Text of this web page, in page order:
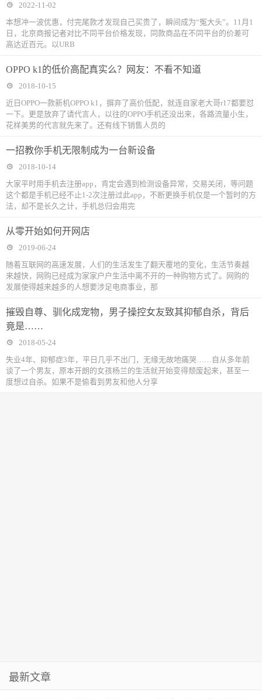
2022-11-02
本想冲一波优惠，付完尾款才发现自己买贵了，瞬间成为“冤大头”。11月1
日，北京商报记者对比不同平台价格发现，同款商品在不同平台的价差可
高达近百元。以URB
OPPO k1的低价高配真实么？网友：不看不知道
2018-10-15
近日OPPO一款新机OPPO k1，摒弃了高价低配，就连自家老大哥r17都要怼
一下。更是放弃了请代言人，以往的OPPO手机还没出来，各路流量小生，
花样美男的代言就先来了。还有线下销售人员的
一招教你手机无限制成为一台新设备
2018-10-14
大家平时用手机去注册app，肯定会遇到检测设备异常，交易关闭，等问题
这个都是手机已经不止1-2次注册过此app，不断更换手机仅是一个暂时的方
法，却不是长久之计，手机总归会用完
从零开始如何开网店
2019-06-24
随着互联网的高速发展，人们的生活发生了翻天覆地的变化，生活节奏越
来越快，网购已经成为家家户户生活中离不开的一种购物方式了。网购的
发展使得越来越多的人想要涉足电商事业，那
摧毁自尊、驯化成宠物，男子操控女友致其抑郁自杀，背后
竟是……
2018-05-24
失业4年、抑郁症3年，平日几乎不出门，无缘无故地痛哭……自从多年前
谈了一个男友，原本开朗的女孩杨兰的生活就开始变得颓废起来，甚至一
度想过自杀。如果不是偷看到男友和他人分享
最新文章